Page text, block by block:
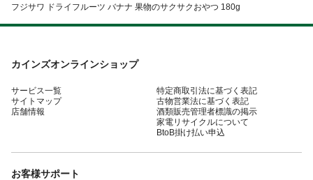
フジサワ ドライフルーツ バナナ 果物のサクサクおやつ 180g
カインズオンラインショップ
サービス一覧
サイトマップ
店舗情報
特定商取引法に基づく表記
古物営業法に基づく表記
酒類販売管理者標識の掲示
家電リサイクルについて
BtoB掛け払い申込
お客様サポート